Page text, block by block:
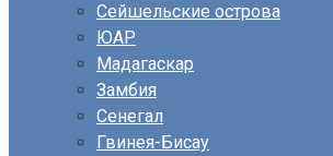
Сейшельские острова
ЮАР
Мадагаскар
Замбия
Сенегал
Гвинея-Бисау